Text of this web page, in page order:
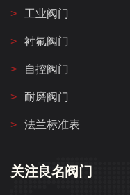
工业阀门
衬氟阀门
自控阀门
耐磨阀门
法兰标准表
关注良名阀门